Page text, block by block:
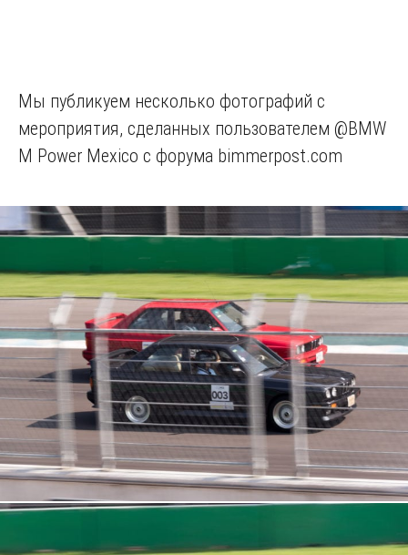
Мы публикуем несколько фотографий с
мероприятия, сделанных пользователем @BMW
M Power Mexico с форума bimmerpost.com